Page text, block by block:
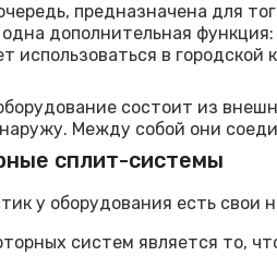
предназначена для
дополнительная
в
состоит из
Между собой они
сплит-системы
у оборудования есть свои
систем является то,